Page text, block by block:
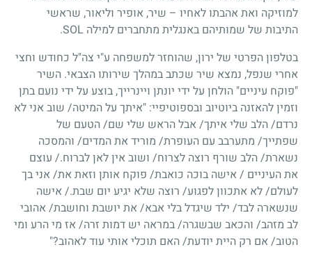
למוזיקה ואת אהבתו לאחיו – שיר, אופיר וליאור, שראשי
התיבות של שמותיהם באנגלית מתחברים למילה SOL.
בטלפון הפרטי של ירון, שהוחזר למשפחה ע"י צה"ל כחודש וחצי
אחרי שנפל, נמצא שיר שכתב במהלך שירותו הצבאי. השיר
"פוקח עיניים" הולחן על ידי יונתן ויינרייך, בוצע על ידי נועם בתן
וזמין להאזנה ביוטיוב ובספוטיפיי: "איתך על המיטה/ שוב אני לא
נרדם/ הלב שלי איתך/ אבל הראש שלי שם/ הטעם של
שפתייך/ מתערבב עם העופרת/ מוריד את המדים/ והמסכה
נשארת/ הלב שורף רוצה לצרוח/ ושוב אין לאן לברוח./ עוצם
את העיניים / אישה בוכה כואבת/ פוקח אותן וזאת את/ אני בך
לעולם/ לא אתכוון לפגוע/ רוצה שלא יגיע יום שבת./ אישה
שנשארה לבד/ ילד שיגדל בלי אבא/ את יושבת וחושבת/ אהובי
לב מזהב/ והכאב שבשגרה/ במראה יש דמות זרה/ אז מי הרע ומי
הטוב/ אם רק היית יודעת/ האם תוכלי אותי עוד לאהוב?"